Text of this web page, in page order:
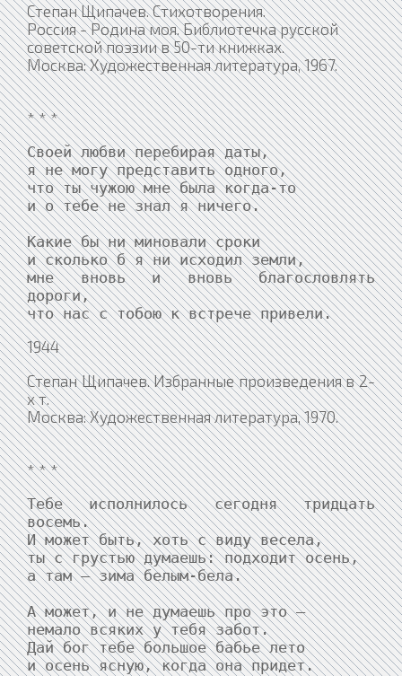
Степан Щипачев. Стихотворения.
Россия - Родина моя. Библиотечка русской
советской поэзии в 50-ти книжках.
Москва: Художественная литература, 1967.
* * *
Своей любви перебирая даты,
я не могу представить одного,
что ты чужою мне была когда-то
и о тебе не знал я ничего.
Какие бы ни миновали сроки
и сколько б я ни исходил земли,
мне вновь и вновь благословлять
дороги,
что нас с тобою к встрече привели.
1944
Степан Щипачев. Избранные произведения в 2-
х т.
Москва: Художественная литература, 1970.
* * *
Тебе исполнилось сегодня тридцать
восемь.
И может быть, хоть с виду весела,
ты с грустью думаешь: подходит осень,
а там — зима белым-бела.
А может, и не думаешь про это —
немало всяких у тебя забот.
Дай бог тебе большое бабье лето
и осень ясную, когда она придет.